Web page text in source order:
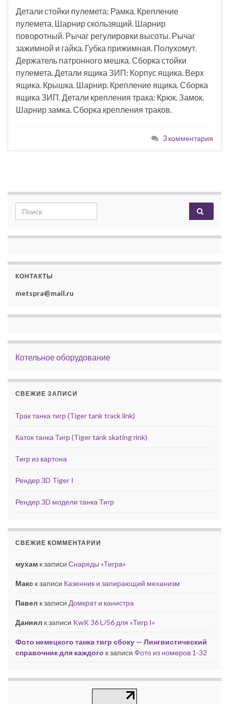
Детали стойки пулемета: Рамка. Крепление
пулемета. Шарнир скользящий. Шарнир
поворотный. Рычаг регулировки высоты. Рычаг
зажимной и гайка. Губка прижимная. Полухомут.
Держатель патронного мешка. Сборка стойки
пулемета. Детали ящика ЗИП: Корпус ящика. Верх
ящика. Крышка. Шарнир. Крепление ящика. Сборка
ящика ЗИП. Детали крепления трака: Крюк. Замок.
Шарнир замка. Сборка крепления траков.
3 комментария
Search for:
КОНТАКТЫ
metspra@mail.ru
Котельное оборудование
СВЕЖИЕ ЗАПИСИ
Трак танка тигр (Tiger tank track link)
Каток танка Тигр (Tiger tank skating rink)
Тигр из картона
Рендер 3D Tiger I
Рендер 3D модели танка Тигр
СВЕЖИЕ КОММЕНТАРИИ
мухам к записи Снаряды «Тигра»
Макс к записи Казенник и запирающий механизм
Павел к записи Домкрат и канистра
Даниил к записи KwK 36 L/56 для «Тигр I»
Фото немецкого танка тигр сбоку — Лингвистический
справочник для каждого к записи Фото из номеров 1-32